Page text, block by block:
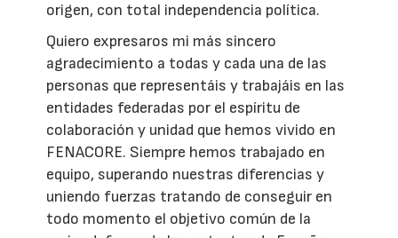
origen, con total independencia política.
Quiero expresaros mi más sincero
agradecimiento a todas y cada una de las
personas que representáis y trabajáis en las
entidades federadas por el espíritu de
colaboración y unidad que hemos vivido en
FENACORE. Siempre hemos trabajado en
equipo, superando nuestras diferencias y
uniendo fuerzas tratando de conseguir en
todo momento el objetivo común de la